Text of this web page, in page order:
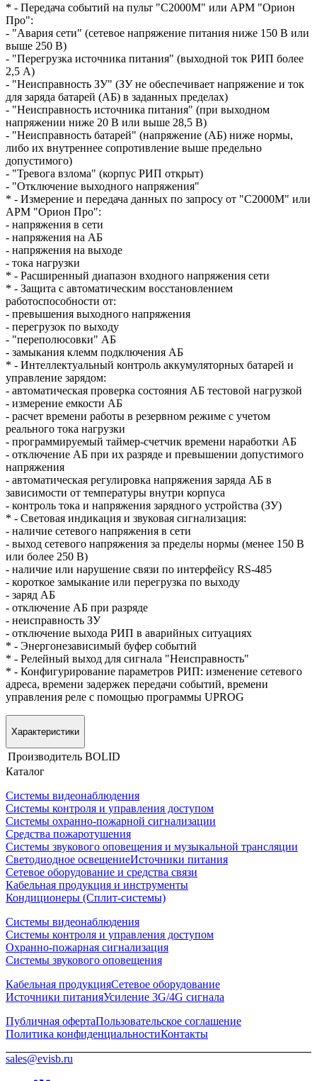
* - Передача событий на пульт "С2000М" или АРМ "Орион
Про":
- "Авария сети" (сетевое напряжение питания ниже 150 В или
выше 250 В)
- "Перегрузка источника питания" (выходной ток РИП более
2,5 А)
- "Неисправность ЗУ" (ЗУ не обеспечивает напряжение и ток
для заряда батарей (АБ) в заданных пределах)
- "Неисправность источника питания" (при выходном
напряжении ниже 20 В или выше 28,5 В)
- "Неисправность батарей" (напряжение (АБ) ниже нормы,
либо их внутреннее сопротивление выше предельно
допустимого)
- "Тревога взлома" (корпус РИП открыт)
- "Отключение выходного напряжения"
* - Измерение и передача данных по запросу от "С2000М" или
АРМ "Орион Про":
- напряжения в сети
- напряжения на АБ
- напряжения на выходе
- тока нагрузки
* - Расширенный диапазон входного напряжения сети
* - Защита с автоматическим восстановлением
работоспособности от:
- превышения выходного напряжения
- перегрузок по выходу
- "переполюсовки" АБ
- замыкания клемм подключения АБ
* - Интеллектуальный контроль аккумуляторных батарей и
управление зарядом:
- автоматическая проверка состояния АБ тестовой нагрузкой
- измерение емкости АБ
- расчет времени работы в резервном режиме с учетом
реального тока нагрузки
- программируемый таймер-счетчик времени наработки АБ
- отключение АБ при их разряде и превышении допустимого
напряжения
- автоматическая регулировка напряжения заряда АБ в
зависимости от температуры внутри корпуса
- контроль тока и напряжения зарядного устройства (ЗУ)
* - Световая индикация и звуковая сигнализация:
- наличие сетевого напряжения в сети
- выход сетевого напряжения за пределы нормы (менее 150 В
или более 250 В)
- наличие или нарушение связи по интерфейсу RS-485
- короткое замыкание или перегрузка по выходу
- заряд АБ
- отключение АБ при разряде
- неисправность ЗУ
- отключение выхода РИП в аварийных ситуациях
* - Энергонезависимый буфер событий
* - Релейный выход для сигнала "Неисправность"
* - Конфигурирование параметров РИП: изменение сетевого
адреса, времени задержек передачи событий, времени
управления реле с помощью программы UPROG
Характеристики
Производитель BOLID
Каталог
Системы видеонаблюдения
Системы контроля и управления доступом
Системы охранно-пожарной сигнализации
Средства пожаротушения
Системы звукового оповещения и музыкальной трансляции
Светодиодное освещениеИсточники питания
Сетевое оборудование и средства связи
Кабельная продукция и инструменты
Кондиционеры (Сплит-системы)
Системы видеонаблюдения
Системы контроля и управления доступом
Охранно-пожарная сигнализация
Системы звукового оповещения
Кабельная продукцияСетевое оборудование
Источники питанияУсиление 3G/4G сигнала
Публичная офертаПользовательское соглашение
Политика конфиденциальностиКонтакты
sales@evisb.ru